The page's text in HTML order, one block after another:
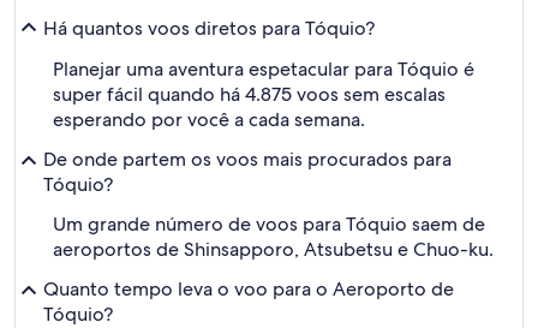
Há quantos voos diretos para Tóquio?
Planejar uma aventura espetacular para Tóquio é
super fácil quando há 4.875 voos sem escalas
esperando por você a cada semana.
De onde partem os voos mais procurados para
Tóquio?
Um grande número de voos para Tóquio saem de
aeroportos de Shinsapporo, Atsubetsu e Chuo-ku.
Quanto tempo leva o voo para o Aeroporto de
Tóquio?